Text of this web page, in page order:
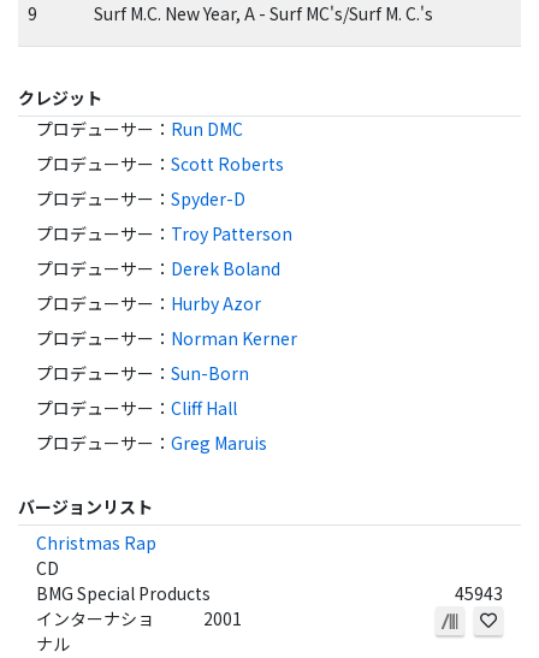
9 Surf M.C. New Year, A - Surf MC's/Surf M. C.'s
クレジット
プロデューサー ： Run DMC
プロデューサー ： Scott Roberts
プロデューサー ： Spyder-D
プロデューサー ： Troy Patterson
プロデューサー ： Derek Boland
プロデューサー ： Hurby Azor
プロデューサー ： Norman Kerner
プロデューサー ： Sun-Born
プロデューサー ： Cliff Hall
プロデューサー ： Greg Maruis
バージョンリスト
Christmas Rap
CD
BMG Special Products
45943
インターナショ
ナル
2001